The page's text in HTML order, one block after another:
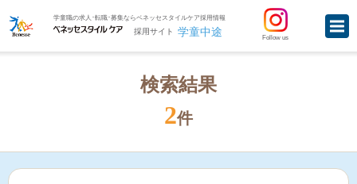
学童職の求人･転職･募集ならベネッセスタイルケア採用情報
採用サイト 学童中途 Follow us
検索結果
2件